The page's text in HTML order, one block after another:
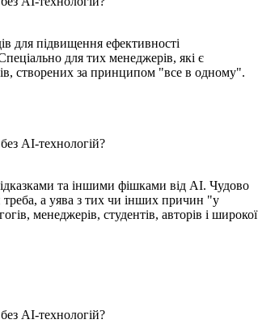
для підвищення ефективності
для тих менеджерів, які є
створених за принципом "все в одному".
та іншими фішками від АІ. Чудово
треба, а уява з тих чи інших причин "у
менеджерів, студентів, авторів і широкої